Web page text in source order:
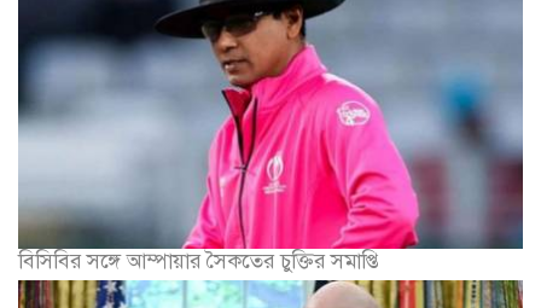
বিসিবির সঙ্গে আম্পায়ার সৈকতের চুক্তির সমাপ্তি